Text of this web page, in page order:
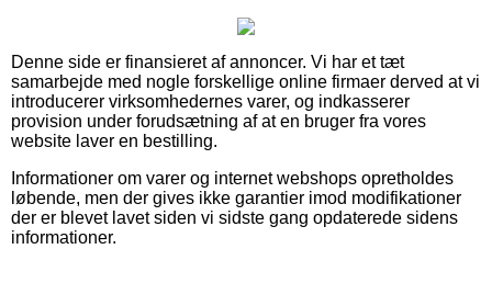
Denne side er finansieret af annoncer. Vi har et tæt
samarbejde med nogle forskellige online firmaer derved at vi
introducerer virksomhedernes varer, og indkasserer
provision under forudsætning af at en bruger fra vores
website laver en bestilling.
Informationer om varer og internet webshops opretholdes
løbende, men der gives ikke garantier imod modifikationer
der er blevet lavet siden vi sidste gang opdaterede sidens
informationer.